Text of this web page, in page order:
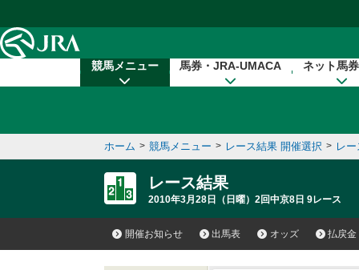
競馬メニュー 馬券・JRA-UMACA ネット馬
ホーム > 競馬メニュー > レース結果 開催選択 > レ
レース結果
2010年3月28日（日曜）2回中京8日 9レース
開催お知らせ 出馬表 オッズ 払戻金